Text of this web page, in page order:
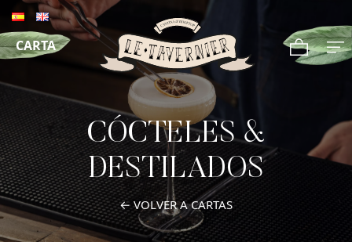
CARTA
CÓCTELES &
DESTILADOS
← VOLVER A CARTAS